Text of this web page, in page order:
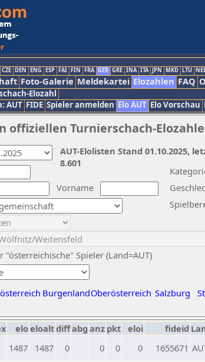
CZE DEN ENG ESP FAI FIN FRA GER GRE INA ITA JPN MKD LTU
Foto-Galerie Meldekartei Elozahlen FAQ
Elozahl
AUT FIDE Spieler anmelden Elo AUT Elo Vorschau
offiziellen Turnierschach-
Vorname
"österreichische" Spieler (Land=AUT)
BurgenlandOberösterreich Salzburg
AUT-Elolisten Stand 01.10.2025,
8.601
eloeloaltdiffabg anz pkt eloi fideid
1487 1487 0 0 0 0 1655671